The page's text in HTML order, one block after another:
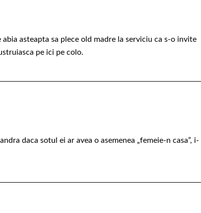
asteapta sa plece old madre la serviciu ca s-o invite
pe ici pe colo.
daca sotul ei ar avea o asemenea „femeie-n casa”, i-